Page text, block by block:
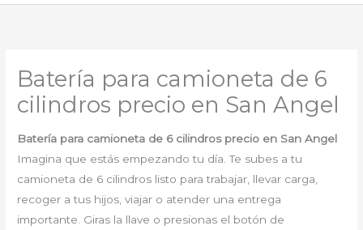
Batería para camioneta de 6
cilindros precio en San Angel
Batería para camioneta de 6 cilindros precio en San Angel
Imagina que estás empezando tu día. Te subes a tu
camioneta de 6 cilindros listo para trabajar, llevar carga,
recoger a tus hijos, viajar o atender una entrega
importante. Giras la llave o presionas el botón de